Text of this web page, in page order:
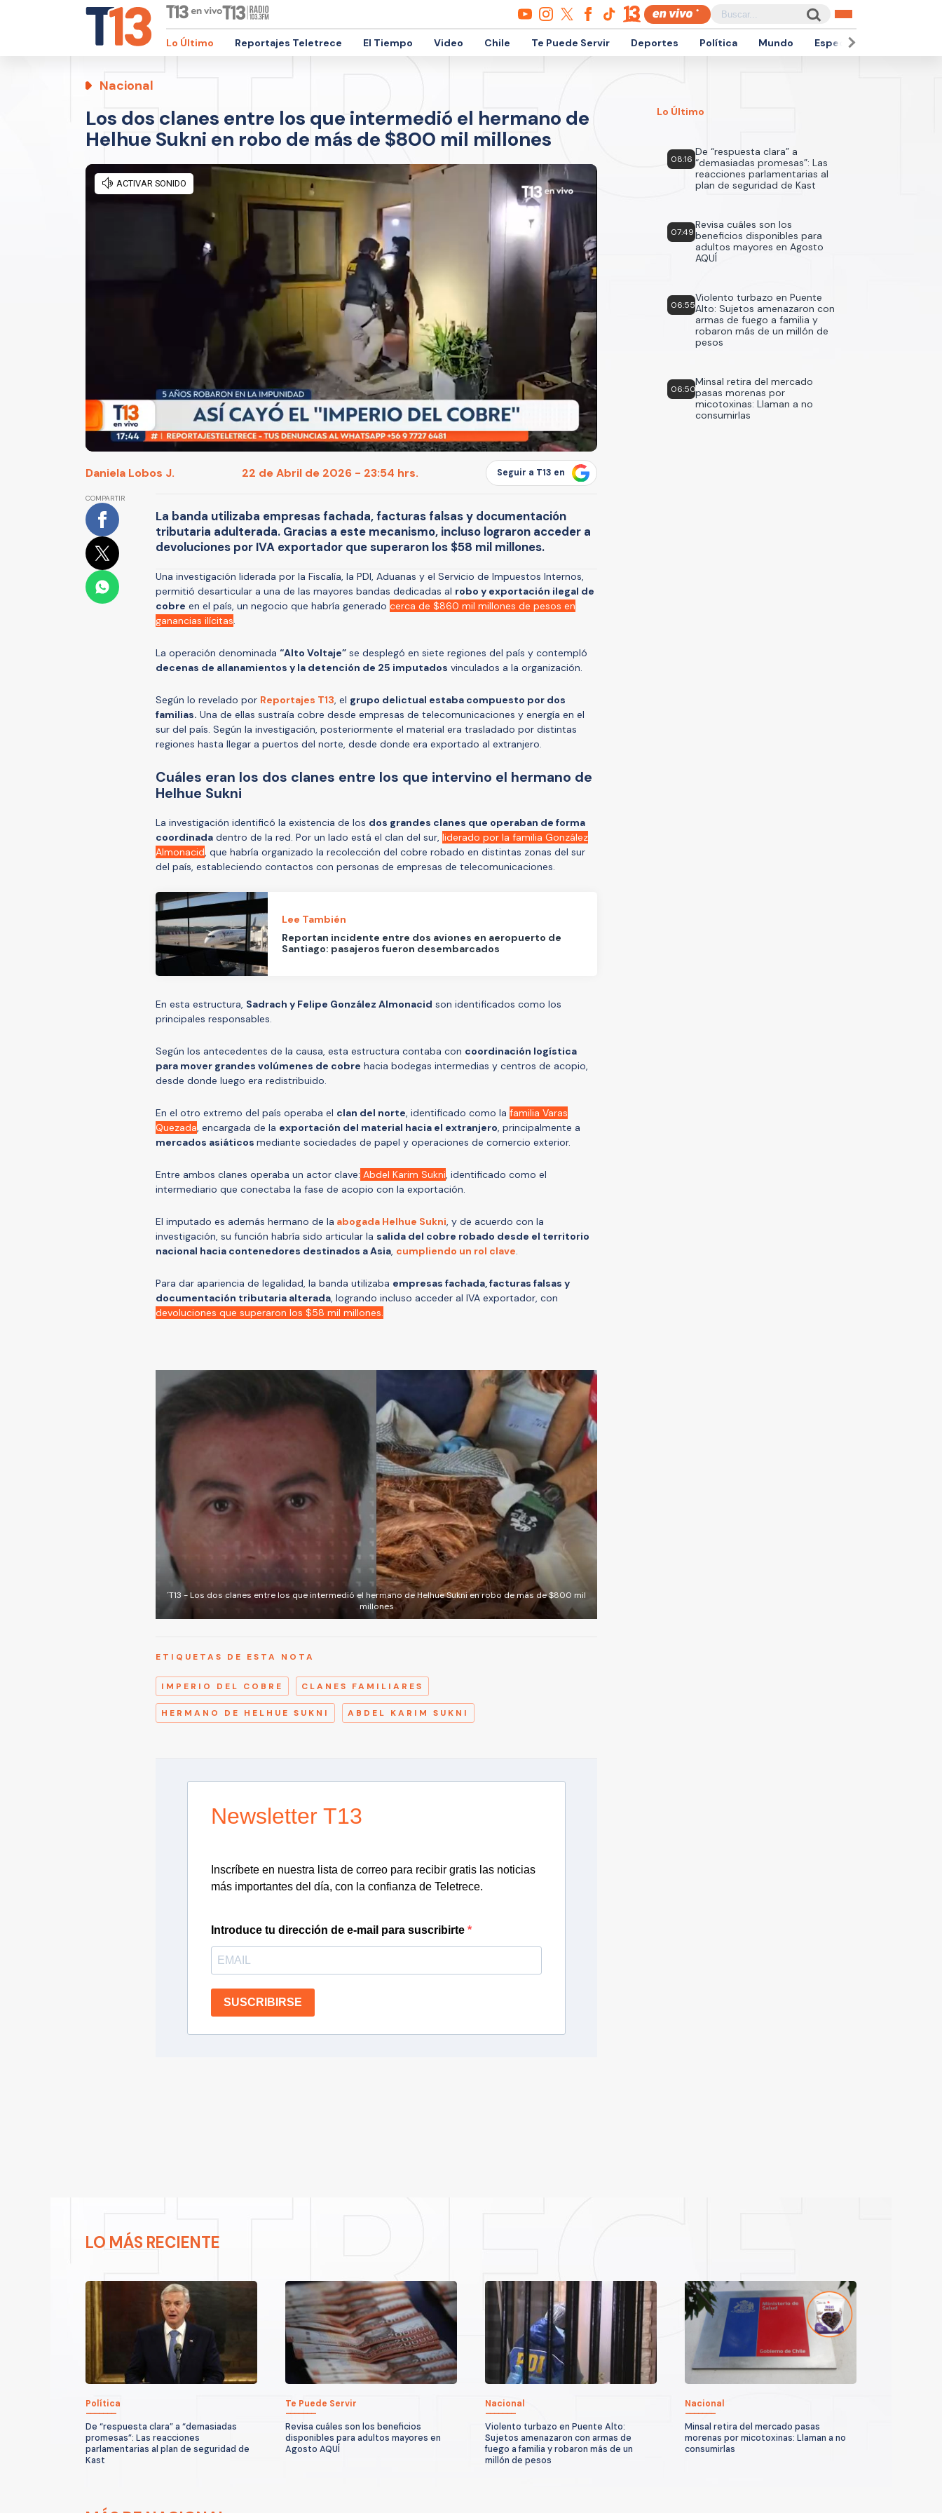
Lo Último Reportajes Teletrece El Tiempo Video Chile Te Puede Servir Deportes Política Mundo Espectáculos
Nacional
Los dos clanes entre los que intermedió el hermano de
Helhue Sukni en robo de más de $800 mil millones
Daniela Lobos J. 22 de Abril de 2026 - 23:54 hrs. Seguir a T13 en
COMPARTIR
La banda utilizaba empresas fachada, facturas falsas y documentación
tributaria adulterada. Gracias a este mecanismo, incluso lograron acceder a
devoluciones por IVA exportador que superaron los $58 mil millones.
Una investigación liderada por la Fiscalía, la PDI, Aduanas y el Servicio de Impuestos Internos,
permitió desarticular a una de las mayores bandas dedicadas al robo y exportación ilegal de
cobre en el país, un negocio que habría generado cerca de $860 mil millones de pesos en
ganancias ilícitas.
La operación denominada “Alto Voltaje” se desplegó en siete regiones del país y contempló
decenas de allanamientos y la detención de 25 imputados vinculados a la organización.
Según lo revelado por Reportajes T13, el grupo delictual estaba compuesto por dos
familias. Una de ellas sustraía cobre desde empresas de telecomunicaciones y energía en el
sur del país. Según la investigación, posteriormente el material era trasladado por distintas
regiones hasta llegar a puertos del norte, desde donde era exportado al extranjero.
Cuáles eran los dos clanes entre los que intervino el hermano de
Helhue Sukni
La investigación identificó la existencia de los dos grandes clanes que operaban de forma
coordinada dentro de la red. Por un lado está el clan del sur, liderado por la familia González
Almonacid, que habría organizado la recolección del cobre robado en distintas zonas del sur
del país, estableciendo contactos con personas de empresas de telecomunicaciones.
Lee También
Reportan incidente entre dos aviones en aeropuerto de
Santiago: pasajeros fueron desembarcados
En esta estructura, Sadrach y Felipe González Almonacid son identificados como los
principales responsables.
Según los antecedentes de la causa, esta estructura contaba con coordinación logística
para mover grandes volúmenes de cobre hacia bodegas intermedias y centros de acopio,
desde donde luego era redistribuido.
En el otro extremo del país operaba el clan del norte, identificado como la familia Varas
Quezada, encargada de la exportación del material hacia el extranjero, principalmente a
mercados asiáticos mediante sociedades de papel y operaciones de comercio exterior.
Entre ambos clanes operaba un actor clave: Abdel Karim Sukni, identificado como el
intermediario que conectaba la fase de acopio con la exportación.
El imputado es además hermano de la abogada Helhue Sukni, y de acuerdo con la
investigación, su función habría sido articular la salida del cobre robado desde el territorio
nacional hacia contenedores destinados a Asia, cumpliendo un rol clave.
Para dar apariencia de legalidad, la banda utilizaba empresas fachada, facturas falsas y
documentación tributaria alterada, logrando incluso acceder al IVA exportador, con
devoluciones que superaron los $58 mil millones.
´T13 - Los dos clanes entre los que intermedió el hermano de Helhue Sukni en robo de más de $800 mil
millones
ETIQUETAS DE ESTA NOTA
IMPERIO DEL COBRE CLANES FAMILIARES
HERMANO DE HELHUE SUKNI ABDEL KARIM SUKNI
Newsletter T13
Inscríbete en nuestra lista de correo para recibir gratis las noticias
más importantes del día, con la confianza de Teletrece.
Introduce tu dirección de e-mail para suscribirte
SUSCRIBIRSE
Lo Último
08:16
De “respuesta clara” a
“demasiadas promesas”: Las
reacciones parlamentarias al
plan de seguridad de Kast
07:49
Revisa cuáles son los
beneficios disponibles para
adultos mayores en Agosto
AQUÍ
06:55
Violento turbazo en Puente
Alto: Sujetos amenazaron con
armas de fuego a familia y
robaron más de un millón de
pesos
06:50
Minsal retira del mercado
pasas morenas por
micotoxinas: Llaman a no
consumirlas
LO MÁS RECIENTE
Política
De “respuesta clara” a “demasiadas
promesas”: Las reacciones
parlamentarias al plan de seguridad de
Kast
Te Puede Servir
Revisa cuáles son los beneficios
disponibles para adultos mayores en
Agosto AQUÍ
Nacional
Violento turbazo en Puente Alto:
Sujetos amenazaron con armas de
fuego a familia y robaron más de un
millón de pesos
Nacional
Minsal retira del mercado pasas
morenas por micotoxinas: Llaman a no
consumirlas